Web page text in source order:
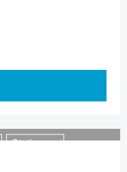
Stationery